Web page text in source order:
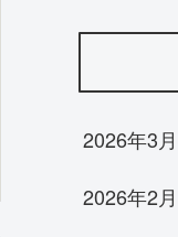
2026年3月
2026年2月